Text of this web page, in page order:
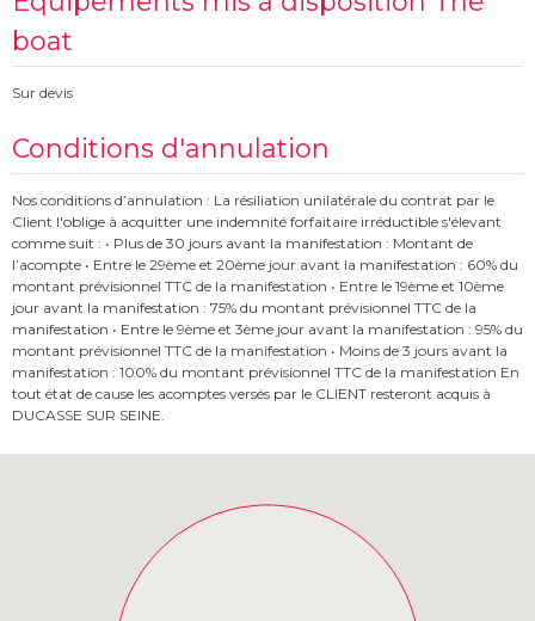
boat
Sur devis
Conditions d'annulation
Nos conditions d’annulation : La résiliation unilatérale du contrat par le
Client l'oblige à acquitter une indemnité forfaitaire irréductible s'élevant
comme suit : • Plus de 30 jours avant la manifestation : Montant de
l’acompte • Entre le 29ème et 20ème jour avant la manifestation : 60% du
montant prévisionnel TTC de la manifestation • Entre le 19ème et 10ème
jour avant la manifestation : 75% du montant prévisionnel TTC de la
manifestation • Entre le 9ème et 3ème jour avant la manifestation : 95% du
montant prévisionnel TTC de la manifestation • Moins de 3 jours avant la
manifestation : 100% du montant prévisionnel TTC de la manifestation En
tout état de cause les acomptes versés par le CLIENT resteront acquis à
DUCASSE SUR SEINE.